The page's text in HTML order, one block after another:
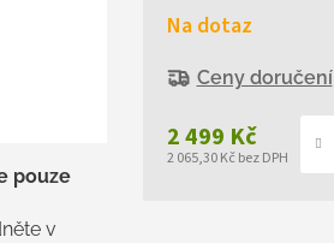
pouze
v
2 499 Kč
2 065,30 Kč bez DPH
Na dotaz
Ceny doručení